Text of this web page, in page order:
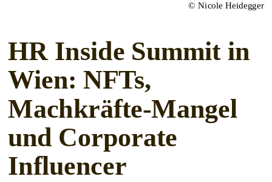
© Nicole Heidegger
HR Inside Summit in
Wien: NFTs,
Machkräfte-Mangel
und Corporate
Influencer